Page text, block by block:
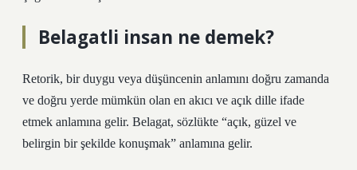
Belagatli insan ne demek?
Retorik, bir duygu veya düşüncenin anlamını doğru zamanda
ve doğru yerde mümkün olan en akıcı ve açık dille ifade
etmek anlamına gelir. Belagat, sözlükte “açık, güzel ve
belirgin bir şekilde konuşmak” anlamına gelir.